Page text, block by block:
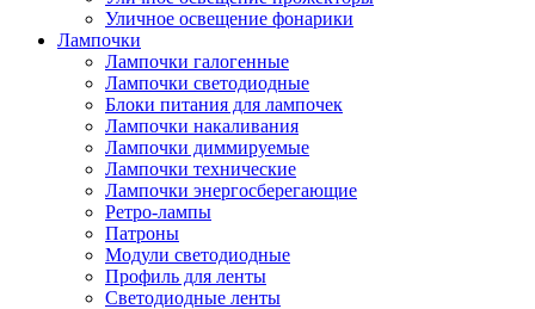
Уличное освещение фонарики
Лампочки
Лампочки галогенные
Лампочки светодиодные
Блоки питания для лампочек
Лампочки накаливания
Лампочки диммируемые
Лампочки технические
Лампочки энергосберегающие
Ретро-лампы
Патроны
Модули светодиодные
Профиль для ленты
Светодиодные ленты